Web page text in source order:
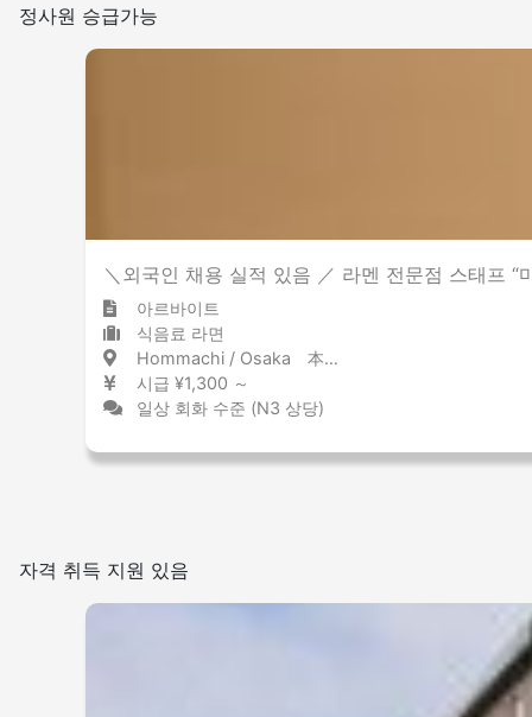
정사원 승급가능
＼외국인 채용 실적 있음 ／ 라멘 전문점 스태프 “
아르바이트
식음료 라면
Hommachi / Osaka 本町 / 大阪府
시급 ¥1,300 ～
일상 회화 수준 (N3 상당)
자격 취득 지원 있음